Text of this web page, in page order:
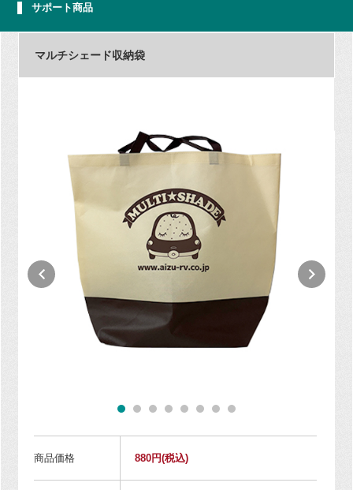
サポート商品
マルチシェード収納袋
商品価格 880円(税込)